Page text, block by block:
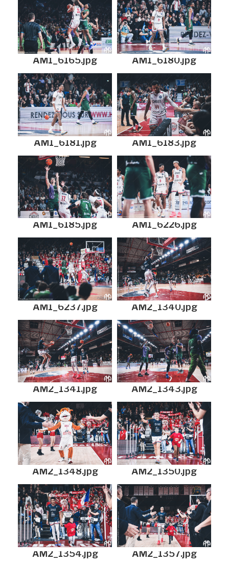
AM1_6165.jpg AM1_6180.jpg
AM1_6181.jpg AM1_6183.jpg
AM1_6185.jpg AM1_6226.jpg
AM1_6237.jpg AM2_1340.jpg
AM2_1341.jpg AM2_1343.jpg
AM2_1348.jpg AM2_1350.jpg
AM2_1354.jpg AM2_1357.jpg